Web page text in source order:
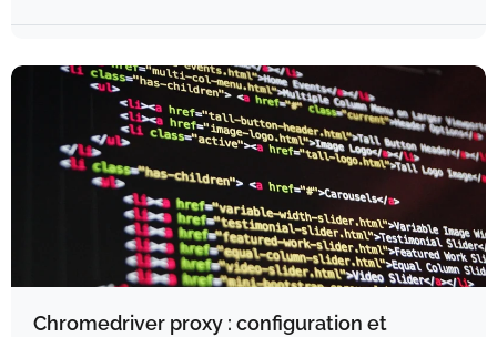
Chromedriver proxy : configuration et